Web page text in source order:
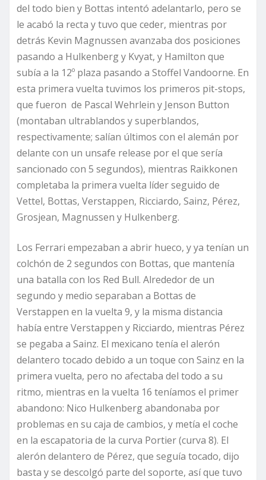
del todo bien y Bottas intentó adelantarlo, pero se
le acabó la recta y tuvo que ceder, mientras por
detrás Kevin Magnussen avanzaba dos posiciones
pasando a Hulkenberg y Kvyat, y Hamilton que
subía a la 12º plaza pasando a Stoffel Vandoorne. En
esta primera vuelta tuvimos los primeros pit-stops,
que fueron de Pascal Wehrlein y Jenson Button
(montaban ultrablandos y superblandos,
respectivamente; salían últimos con el alemán por
delante con un unsafe release por el que sería
sancionado con 5 segundos), mientras Raikkonen
completaba la primera vuelta líder seguido de
Vettel, Bottas, Verstappen, Ricciardo, Sainz, Pérez,
Grosjean, Magnussen y Hulkenberg.
Los Ferrari empezaban a abrir hueco, y ya tenían un
colchón de 2 segundos con Bottas, que mantenía
una batalla con los Red Bull. Alrededor de un
segundo y medio separaban a Bottas de
Verstappen en la vuelta 9, y la misma distancia
había entre Verstappen y Ricciardo, mientras Pérez
se pegaba a Sainz. El mexicano tenía el alerón
delantero tocado debido a un toque con Sainz en la
primera vuelta, pero no afectaba del todo a su
ritmo, mientras en la vuelta 16 teníamos el primer
abandono: Nico Hulkenberg abandonaba por
problemas en su caja de cambios, y metía el coche
en la escapatoria de la curva Portier (curva 8). El
alerón delantero de Pérez, que seguía tocado, dijo
basta y se descolgó parte del soporte, así que tuvo